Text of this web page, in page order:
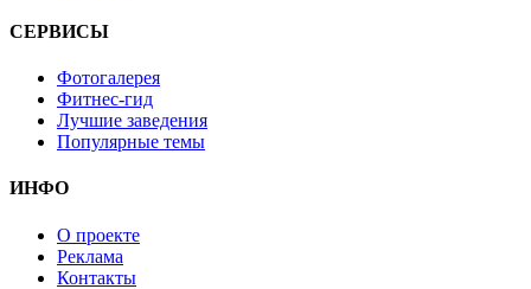
СЕРВИСЫ
Фотогалерея
Фитнес-гид
Лучшие заведения
Популярные темы
ИНФО
О проекте
Реклама
Контакты